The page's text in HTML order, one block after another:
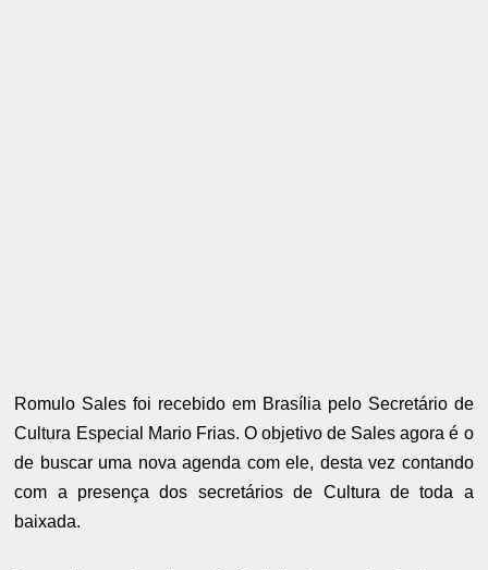
Romulo Sales foi recebido em Brasília pelo Secretário de
Cultura Especial Mario Frias. O objetivo de Sales agora é o
de buscar uma nova agenda com ele, desta vez contando
com a presença dos secretários de Cultura de toda a
baixada.